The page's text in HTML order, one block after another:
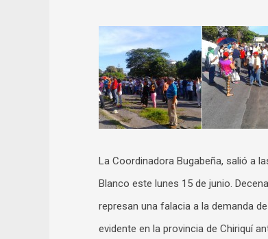
La Coordinadora Bugabeña, salió a
Blanco este lunes 15 de junio.
represan una falacia a la demanda
evidente en la provincia de Chiriquí